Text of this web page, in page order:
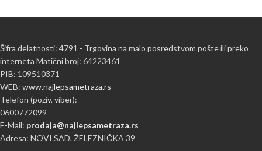
Šifra delatnosti: 4791 - Trgovina na malo posredstvom pošte ili preko
interneta Matični broj: 64223461
PIB: 109510371
WEB: www.najlepsametraza.rs
Telefon (poziv, viber):
0600772099
E-Mail: prodaja@najlepsametraza.rs
Adresa: NOVI SAD, ŽELEZNIČKA 39